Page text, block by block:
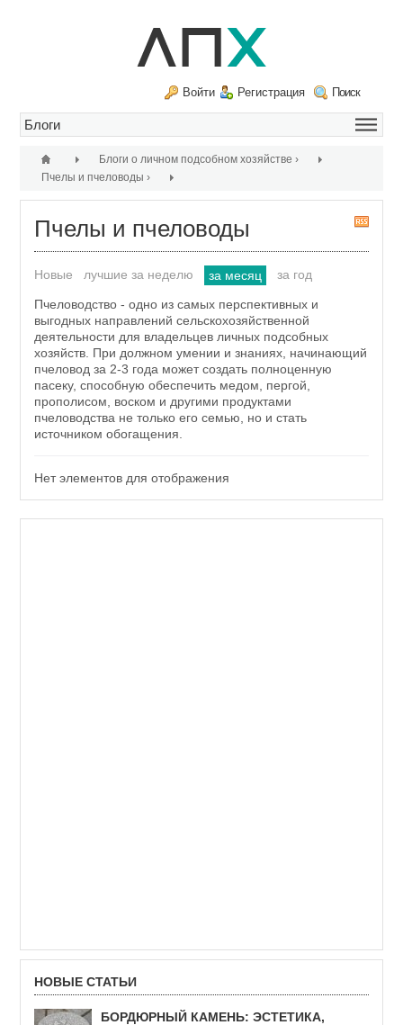
Поиск
Войти Регистрация
Блоги о личном подсобном хозяйстве ›
Пчелы и пчеловоды ›
S
Пчелы и пчеловоды
Новые лучшие за неделю за месяц за год
Пчеловодство - одно из самых перспективных и
выгодных направлений сельскохозяйственной
деятельности для владельцев личных подсобных
хозяйств. При должном умении и знаниях, начинающий
пчеловод за 2-3 года может создать полноценную
пасеку, способную обеспечить медом, пергой,
прополисом, воском и другими продуктами
пчеловодства не только его семью, но и стать
источником обогащения.
Нет элементов для отображения
НОВЫЕ СТАТЬИ
БОРДЮРНЫЙ КАМЕНЬ: ЭСТЕТИКА,